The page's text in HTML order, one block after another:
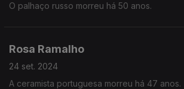
O palhaço russo morreu há 50 anos.
Rosa Ramalho
24 set. 2024
A ceramista portuguesa morreu há 47 anos.